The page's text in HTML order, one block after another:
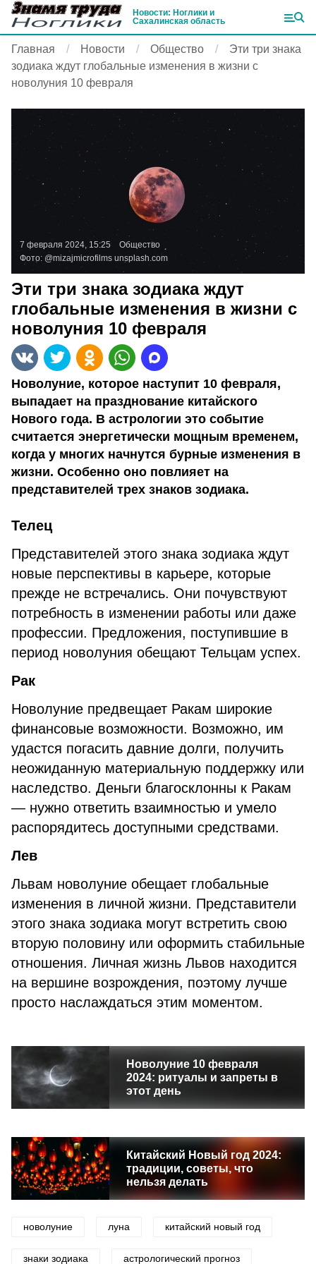
Новости: Ноглики и
Сахалинская область
Главная Новости Общество
Эти три знака
зодиака ждут глобальные изменения в жизни с
новолуния 10 февраля
7 февраля 2024, 15:25
Общество
Фото: @mizajmicrofilms unsplash.com
Эти три знака зодиака ждут
глобальные изменения в жизни с
новолуния 10 февраля
Новолуние, которое наступит 10 февраля,
выпадает на празднование китайского
Нового года. В астрологии это событие
считается энергетически мощным временем,
когда у многих начнутся бурные изменения в
жизни. Особенно оно повлияет на
представителей трех знаков зодиака.
Телец
Представителей этого знака зодиака ждут
новые перспективы в карьере, которые
прежде не встречались. Они почувствуют
потребность в изменении работы или даже
профессии. Предложения, поступившие в
период новолуния обещают Тельцам успех.
Рак
Новолуние предвещает Ракам широкие
финансовые возможности. Возможно, им
удастся погасить давние долги, получить
неожиданную материальную поддержку или
наследство. Деньги благосклонны к Ракам
— нужно ответить взаимностью и умело
распорядитесь доступными средствами.
Лев
Львам новолуние обещает глобальные
изменения в личной жизни. Представители
этого знака зодиака могут встретить свою
вторую половину или оформить стабильные
отношения. Личная жизнь Львов находится
на вершине возрождения, поэтому лучше
просто наслаждаться этим моментом.
Новолуние 10 февраля
2024: ритуалы и запреты в
этот день
Китайский Новый год 2024:
традиции, советы, что
нельзя делать
новолуние луна китайский новый год
знаки зодиака астрологический прогноз